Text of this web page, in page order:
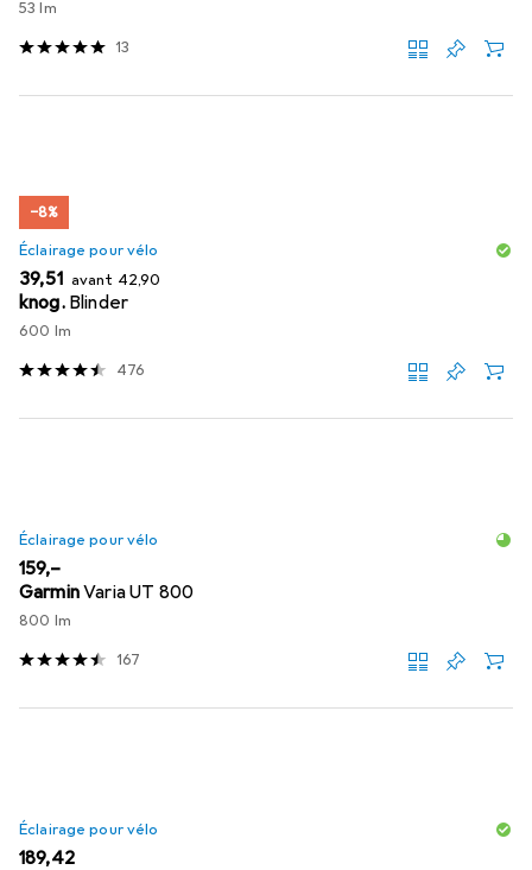
53 lm
13
−8%
Éclairage pour vélo
EUR
39,51 avant EUR
42,90
knog. Blinder
600 lm
476
Éclairage pour vélo
EUR
159,–
GarminVaria UT 800
800 lm
167
Éclairage pour vélo
EUR
189,42